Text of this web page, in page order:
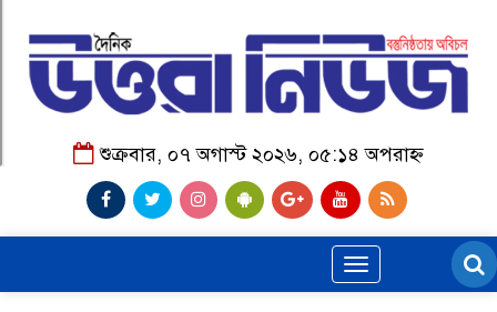
শুক্রবার, ০৭ অগাস্ট ২০২৬, ০৫:১৪ অপরাহ্ন
Toggle
navigation